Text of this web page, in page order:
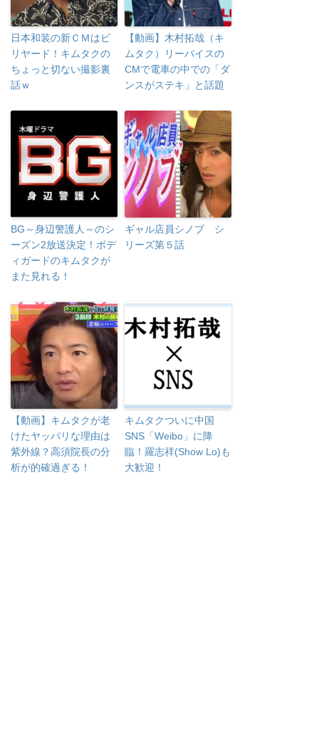
日本和装の新ＣＭはビ
リヤード！キムタクの
ちょっと切ない撮影裏
話ｗ
【動画】木村拓哉（キ
ムタク）リーバイスの
CMで電車の中での「ダ
ンスがステキ」と話題
BG～身辺警護人～のシ
ーズン2放送決定！ボデ
ィガードのキムタクが
また見れる！
ギャル店員シノブ シ
リーズ第５話
【動画】キムタクが老
けたヤッパリな理由は
紫外線？高須院長の分
析が的確過ぎる！
キムタクついに中国
SNS「Weibo」に降
臨！羅志祥(Show Lo)も
大歓迎！